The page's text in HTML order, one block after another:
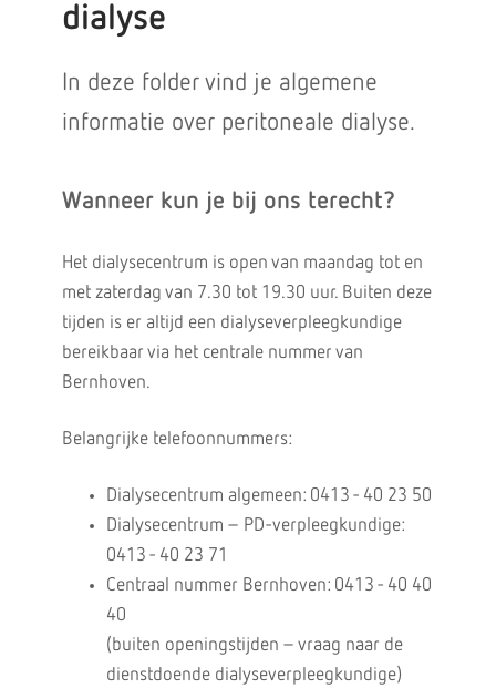
dialyse
In deze folder vind je algemene
informatie over peritoneale dialyse.
Wanneer kun je bij ons terecht?
Het dialysecentrum is open van maandag tot en
met zaterdag van 7.30 tot 19.30 uur. Buiten deze
tijden is er altijd een dialyseverpleegkundige
bereikbaar via het centrale nummer van
Bernhoven.
Belangrijke telefoonnummers:
Dialysecentrum algemeen: 0413 - 40 23 50
Dialysecentrum – PD-verpleegkundige:
0413 - 40 23 71
Centraal nummer Bernhoven: 0413 - 40 40
40
(buiten openingstijden – vraag naar de
dienstdoende dialyseverpleegkundige)